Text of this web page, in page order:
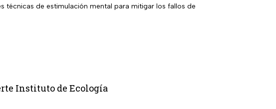
técnicas de estimulación mental para mitigar los fallos de
Instituto de Ecología